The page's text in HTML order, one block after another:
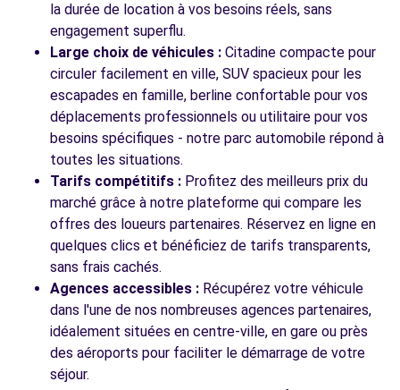
la durée de location à vos besoins réels, sans
engagement superflu.
Large choix de véhicules : Citadine compacte pour
circuler facilement en ville, SUV spacieux pour les
escapades en famille, berline confortable pour vos
déplacements professionnels ou utilitaire pour vos
besoins spécifiques - notre parc automobile répond à
toutes les situations.
Tarifs compétitifs : Profitez des meilleurs prix du
marché grâce à notre plateforme qui compare les
offres des loueurs partenaires. Réservez en ligne en
quelques clics et bénéficiez de tarifs transparents,
sans frais cachés.
Agences accessibles : Récupérez votre véhicule
dans l'une de nos nombreuses agences partenaires,
idéalement situées en centre-ville, en gare ou près
des aéroports pour faciliter le démarrage de votre
séjour.